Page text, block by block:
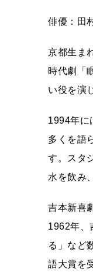
俳優：田
京都生ま
時代劇「
い役を演
1994年に
多くを語
す。スタ
水を飲み
吉本新喜
1962年、
る」など
語大賞を